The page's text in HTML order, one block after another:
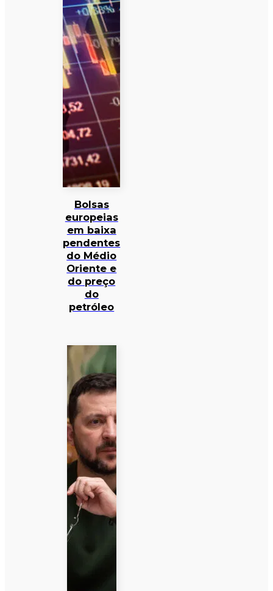
Bolsas
europeias
em baixa
pendentes
do Médio
Oriente e
do preço
do
petróleo